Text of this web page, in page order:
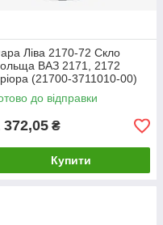
Ліва 2170-72 Скло
ВАЗ 2171, 2172
(21700-3711010-00)
до відправки
372,05 ₴
Купити